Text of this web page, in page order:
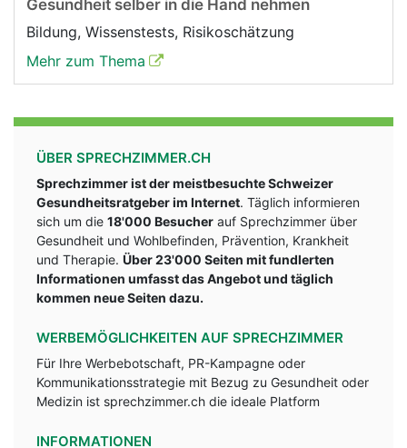
Gesundheit selber in die Hand nehmen
Bildung, Wissenstests, Risikoschätzung
Mehr zum Thema
ÜBER SPRECHZIMMER.CH
Sprechzimmer ist der meistbesuchte Schweizer
Gesundheitsratgeber im Internet. Täglich informieren
sich um die 18'000 Besucher auf Sprechzimmer über
Gesundheit und Wohlbefinden, Prävention, Krankheit
und Therapie. Über 23'000 Seiten mit fundlerten
Informationen umfasst das Angebot und täglich
kommen neue Seiten dazu.
WERBEMÖGLICHKEITEN AUF SPRECHZIMMER
Für Ihre Werbebotschaft, PR-Kampagne oder
Kommunikationsstrategie mit Bezug zu Gesundheit oder
Medizin ist sprechzimmer.ch die ideale Platform
INFORMATIONEN